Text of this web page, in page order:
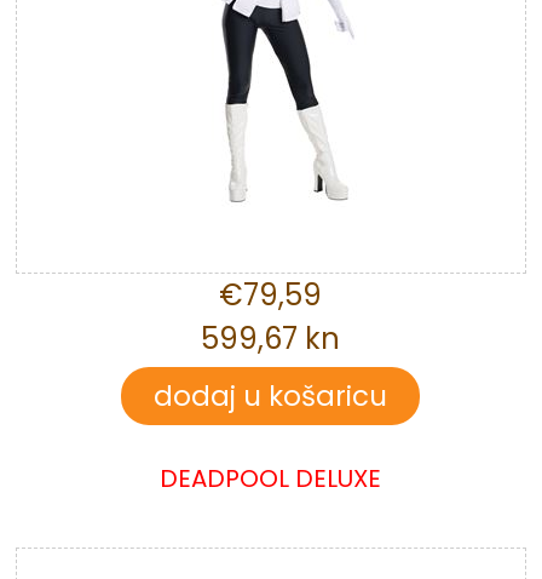
€79,59
599,67 kn
DEADPOOL DELUXE